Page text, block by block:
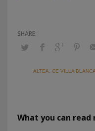
ALTEA
CE VILLA
What you can read